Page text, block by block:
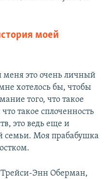
моей
меня это очень личный
хотелось бы, чтобы
того, что такое
такое сплоченность
это ведь еще и
семьи. Моя прабабушка
Энн Оберман,